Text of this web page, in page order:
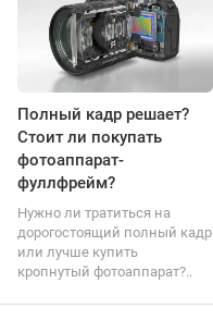
Полный кадр решает?
Стоит ли покупать
фотоаппарат-
фуллфрейм?
Нужно ли тратиться на
дорогостоящий полный кадр
или лучше купить
кропнутый фотоаппарат?..